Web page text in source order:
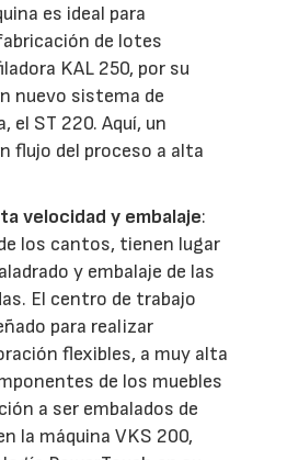
es ideal para
de lotes
KAL 250, por su
nuevo sistema de
el ST 220. Aquí, un
flujo del proceso a alta
velocidad y embalaje:
los cantos, tienen lugar
y embalaje de las
El centro de trabajo
para realizar
flexibles, a muy alta
de los muebles
a ser embalados de
la máquina VKS 200,